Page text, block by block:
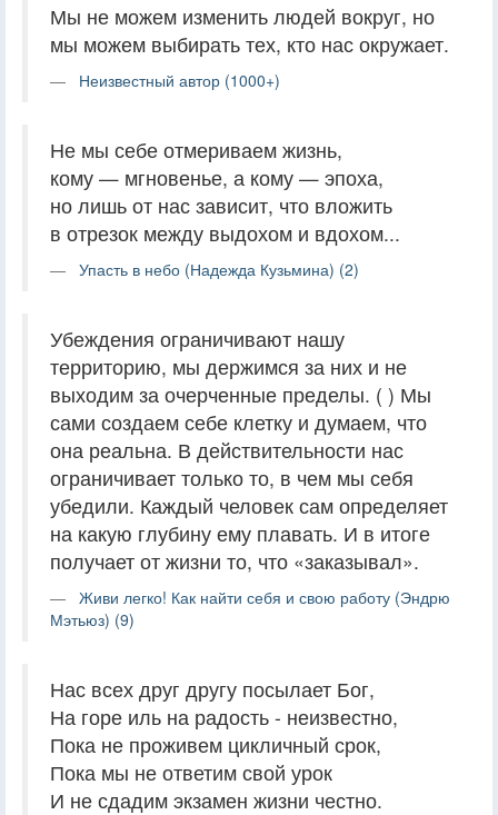
Мы не можем изменить людей вокруг, но
мы можем выбирать тех, кто нас окружает.
Неизвестный автор (1000+)
Не мы себе отмериваем жизнь,
кому — мгновенье, а кому — эпоха,
но лишь от нас зависит, что вложить
в отрезок между выдохом и вдохом...
Упасть в небо (Надежда Кузьмина) (2)
Убеждения ограничивают нашу
территорию, мы держимся за них и не
выходим за очерченные пределы. ( ) Мы
сами создаем себе клетку и думаем, что
она реальна. В действительности нас
ограничивает только то, в чем мы себя
убедили. Каждый человек сам определяет
на какую глубину ему плавать. И в итоге
получает от жизни то, что «заказывал».
Живи легко! Как найти себя и свою работу (Эндрю
Мэтьюз) (9)
Нас всех друг другу посылает Бог,
На горе иль на радость - неизвестно,
Пока не проживем цикличный срок,
Пока мы не ответим свой урок
И не сдадим экзамен жизни честно.